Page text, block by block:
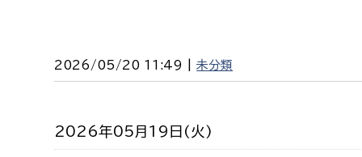
2026/05/20 11:49 |未分類
2026年05月19日(火)